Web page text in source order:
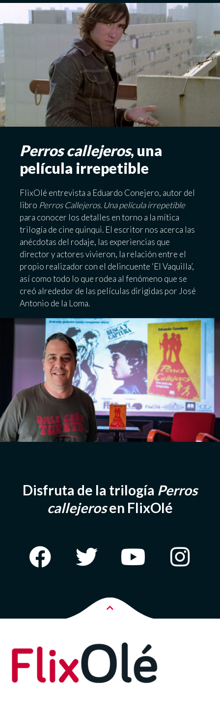
Perros callejeros, una
película irrepetible
FlixOlé entrevista a Eduardo Conejero, autor del
libro Perros Callejeros. Una película irrepetible
para conocer los detalles en torno a la mítica
trilogía de cine quinqui. El escritor nos acerca las
anécdotas del rodaje, las experiencias que
director y actores vivieron, la relación entre el
propio realizador con el delincuente ‘El Vaquilla’,
así como todo lo que rodea al fenómeno que se
creó alrededor de las películas dirigidas por José
Antonio de la Loma.
Disfruta de la trilogía Perros
callejerosen FlixOlé